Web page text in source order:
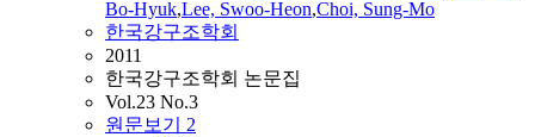
Bo-Hyuk,Lee, Swoo-Heon,Choi, Sung-Mo
한국강구조학회
2011
한국강구조학회 논문집
Vol.23 No.3
원문보기 2